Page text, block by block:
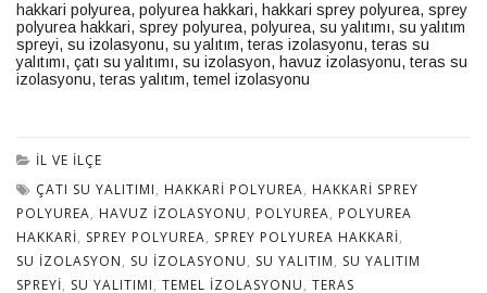
hakkari polyurea, polyurea hakkari, hakkari sprey polyurea, sprey
polyurea hakkari, sprey polyurea, polyurea, su yalıtımı, su yalıtım
spreyi, su izolasyonu, su yalıtım, teras izolasyonu, teras su
yalıtımı, çatı su yalıtımı, su izolasyon, havuz izolasyonu, teras su
izolasyonu, teras yalıtım, temel izolasyonu
İL VE İLÇE
ÇATI SU YALITIMI, HAKKARI POLYUREA, HAKKARI SPREY
POLYUREA, HAVUZ IZOLASYONU, POLYUREA, POLYUREA
HAKKARI, SPREY POLYUREA, SPREY POLYUREA HAKKARI,
SU IZOLASYON, SU IZOLASYONU, SU YALITIM, SU YALITIM
SPREYI, SU YALITIMI, TEMEL IZOLASYONU, TERAS